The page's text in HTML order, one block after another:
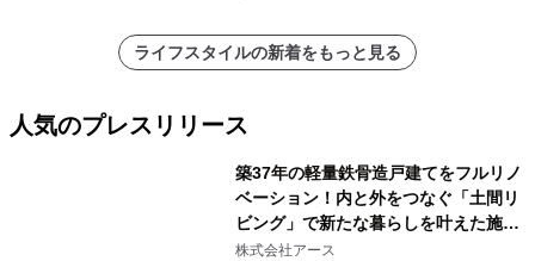
ライフスタイルの新着をもっと見る
人気のプレスリリース
築37年の軽量鉄骨造戸建てをフルリノ
ベーション！内と外をつなぐ「土間リ
ビング」で新たな暮らしを叶えた施工
事例を株式会社アースが公開
株式会社アース